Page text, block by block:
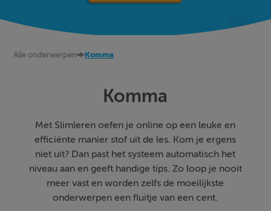
Alle onderwerpen Komma
Komma
Met Slimleren oefen je online op een leuke en
efficiënte manier stof uit de les. Kom je ergens
niet uit? Dan past het systeem automatisch het
niveau aan en geeft handige tips. Zo loop je nooit
meer vast en worden zelfs de moeilijkste
onderwerpen een fluitje van een cent.